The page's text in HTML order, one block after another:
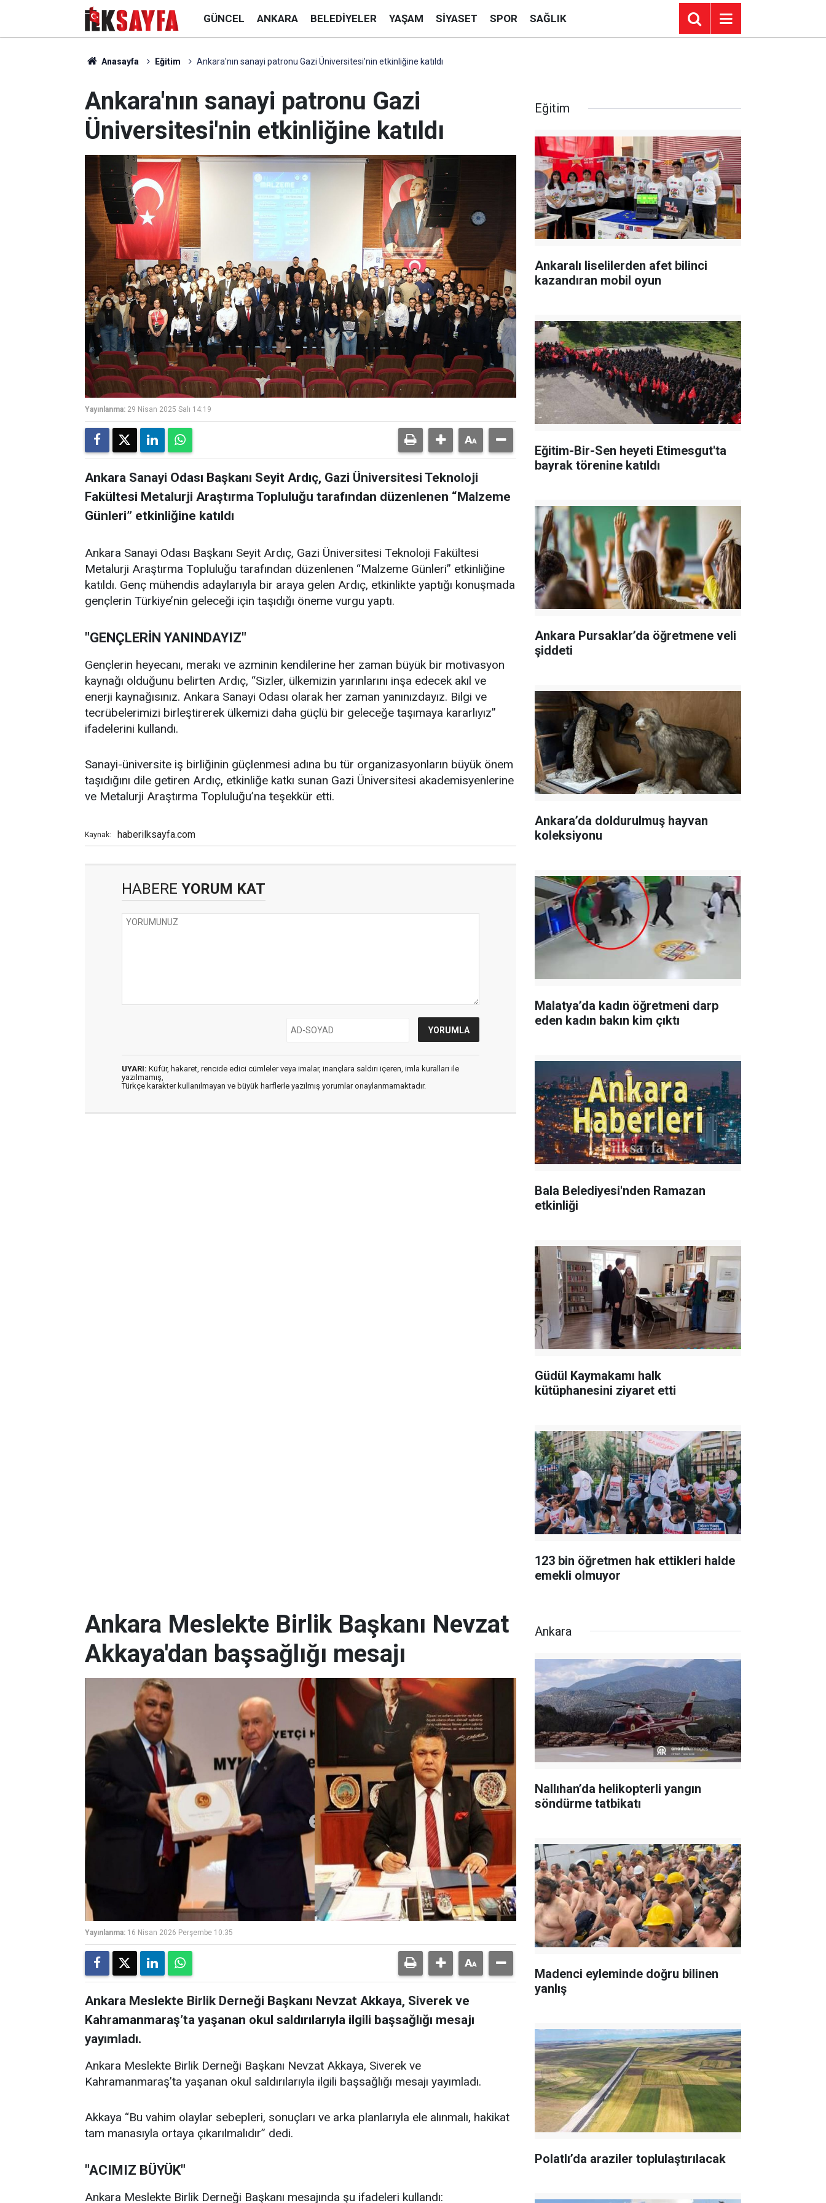
GÜNCEL ANKARA BELEDIYELER YAŞAM SIYASET SPOR SAĞLIK
Anasayfa Eğitim Ankara'nın sanayi patronu Gazi Üniversitesi'nin etkinliğine katıldı
Ankara'nın sanayi patronu Gazi
Üniversitesi'nin etkinliğine katıldı
Yayınlanma: 29 Nisan 2025 Salı 14:19
Ankara Sanayi Odası Başkanı Seyit Ardıç, Gazi Üniversitesi Teknoloji
Fakültesi Metalurji Araştırma Topluluğu tarafından düzenlenen “Malzeme
Günleri” etkinliğine katıldı
Ankara Sanayi Odası Başkanı Seyit Ardıç, Gazi Üniversitesi Teknoloji Fakültesi
Metalurji Araştırma Topluluğu tarafından düzenlenen “Malzeme Günleri” etkinliğine
katıldı. Genç mühendis adaylarıyla bir araya gelen Ardıç, etkinlikte yaptığı konuşmada
gençlerin Türkiye’nin geleceği için taşıdığı öneme vurgu yaptı.
"GENÇLERİN YANINDAYIZ"
Gençlerin heyecanı, merakı ve azminin kendilerine her zaman büyük bir motivasyon
kaynağı olduğunu belirten Ardıç, “Sizler, ülkemizin yarınlarını inşa edecek akıl ve
enerji kaynağısınız. Ankara Sanayi Odası olarak her zaman yanınızdayız. Bilgi ve
tecrübelerimizi birleştirerek ülkemizi daha güçlü bir geleceğe taşımaya kararlıyız”
ifadelerini kullandı.
Sanayi-üniversite iş birliğinin güçlenmesi adına bu tür organizasyonların büyük önem
taşıdığını dile getiren Ardıç, etkinliğe katkı sunan Gazi Üniversitesi akademisyenlerine
ve Metalurji Araştırma Topluluğu’na teşekkür etti.
Kaynak: haberilksayfa.com
HABERE YORUM KAT
UYARI: Küfür, hakaret, rencide edici cümleler veya imalar, inançlara saldırı içeren, imla kuralları ile
yazılmamış,
Türkçe karakter kullanılmayan ve büyük harflerle yazılmış yorumlar onaylanmamaktadır.
Eğitim
Ankaralı liselilerden afet bilinci
kazandıran mobil oyun
Eğitim-Bir-Sen heyeti Etimesgut'ta
bayrak törenine katıldı
Ankara Pursaklar’da öğretmene veli
şiddeti
Ankara’da doldurulmuş hayvan
koleksiyonu
Malatya’da kadın öğretmeni darp
eden kadın bakın kim çıktı
Bala Belediyesi'nden Ramazan
etkinliği
Güdül Kaymakamı halk
kütüphanesini ziyaret etti
123 bin öğretmen hak ettikleri halde
emekli olmuyor
Ankara Meslekte Birlik Başkanı Nevzat
Akkaya'dan başsağlığı mesajı
Yayınlanma: 16 Nisan 2026 Perşembe 10:35
Ankara Meslekte Birlik Derneği Başkanı Nevzat Akkaya, Siverek ve
Kahramanmaraş’ta yaşanan okul saldırılarıyla ilgili başsağlığı mesajı
yayımladı.
Ankara Meslekte Birlik Derneği Başkanı Nevzat Akkaya, Siverek ve
Kahramanmaraş’ta yaşanan okul saldırılarıyla ilgili başsağlığı mesajı yayımladı.
Akkaya “Bu vahim olaylar sebepleri, sonuçları ve arka planlarıyla ele alınmalı, hakikat
tam manasıyla ortaya çıkarılmalıdır” dedi.
"ACIMIZ BÜYÜK"
Ankara Meslekte Birlik Derneği Başkanı mesajında şu ifadeleri kullandı:
Ankara
Nallıhan’da helikopterli yangın
söndürme tatbikatı
Madenci eyleminde doğru bilinen
yanlış
Polatlı’da araziler toplulaştırılacak